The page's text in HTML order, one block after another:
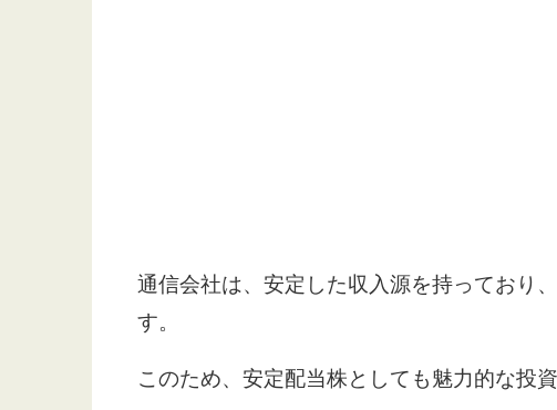
通信会社は、安定した収入源を持っており
す。
このため、安定配当株としても魅力的な投資